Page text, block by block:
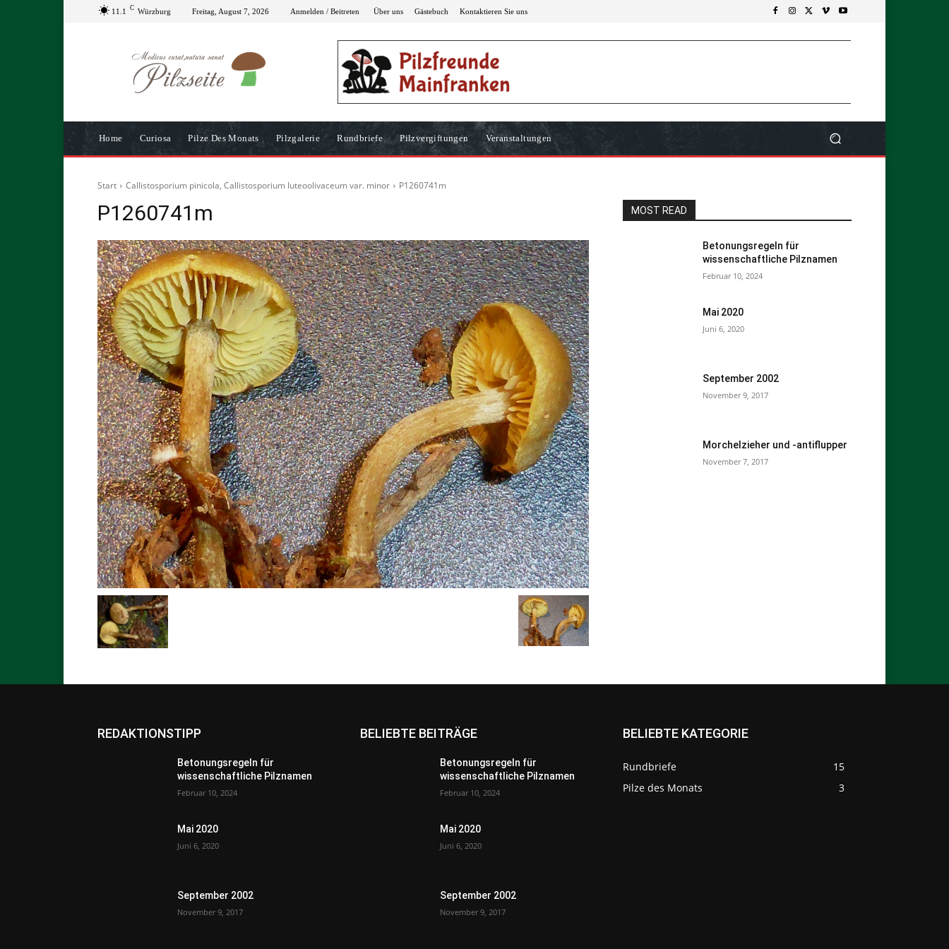
11.1 C Würzburg Freitag, August 7, 2026 Anmelden / Beitreten Über uns Gästebuch Kontaktieren Sie uns
Home Curiosa Pilze Des Monats Pilzgalerie Rundbriefe Pilzvergiftungen Veranstaltungen
Start Callistosporium pinicola, Callistosporium luteoolivaceum var. minor P1260741m
P1260741m MOST READ
Betonungsregeln für
wissenschaftliche Pilznamen
Februar 10, 2024
Mai 2020
Juni 6, 2020
September 2002
November 9, 2017
Morchelzieher und -antiflupper
November 7, 2017
REDAKTIONSTIPP
Betonungsregeln für
wissenschaftliche Pilznamen
Februar 10, 2024
Mai 2020
Juni 6, 2020
September 2002
November 9, 2017
BELIEBTE BEITRÄGE
Betonungsregeln für
wissenschaftliche Pilznamen
Februar 10, 2024
Mai 2020
Juni 6, 2020
September 2002
November 9, 2017
BELIEBTE KATEGORIE
Rundbriefe
15
Pilze des Monats
3